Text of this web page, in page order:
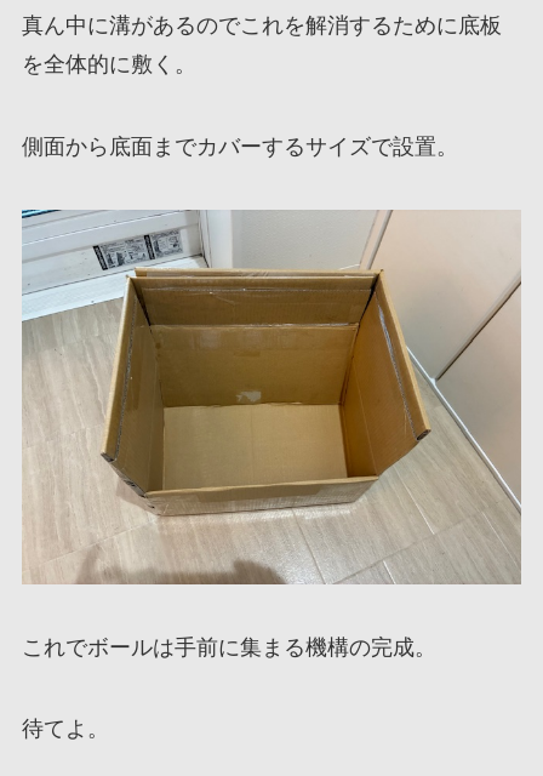
真ん中に溝があるのでこれを解消するために底板
を全体的に敷く。
側面から底面までカバーするサイズで設置。
これでボールは手前に集まる機構の完成。
待てよ。